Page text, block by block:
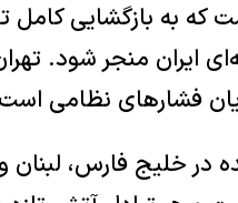
که به بازگشایی
ایران منجر شود.
فشارهای نظامی
در خلیج فارس،